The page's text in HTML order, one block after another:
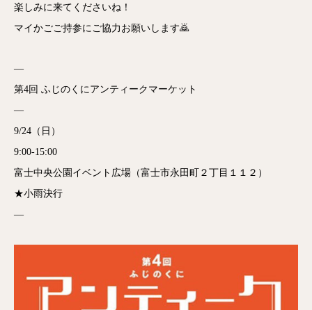
楽しみに来てくださいね！
マイかごご持参にご協力お願いします🙇
—
第4回 ふじのくにアンティークマーケット
—
9/24（日）
9:00-15:00
富士中央公園イベント広場（富士市永田町２丁目１１２）
★小雨決行
—